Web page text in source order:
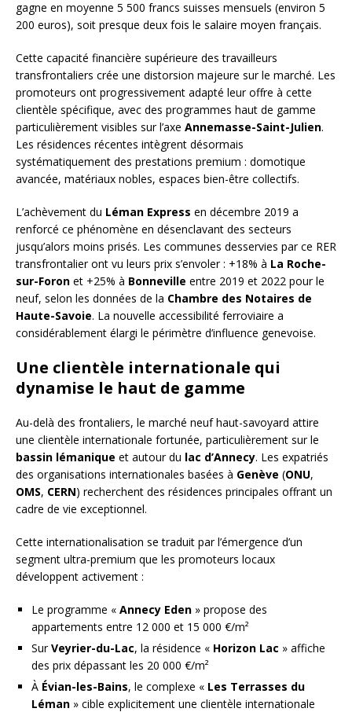
gagne en moyenne 5 500 francs suisses mensuels (environ 5
200 euros), soit presque deux fois le salaire moyen français.
Cette capacité financière supérieure des travailleurs
transfrontaliers crée une distorsion majeure sur le marché. Les
promoteurs ont progressivement adapté leur offre à cette
clientèle spécifique, avec des programmes haut de gamme
particulièrement visibles sur l’axe Annemasse-Saint-Julien.
Les résidences récentes intègrent désormais
systématiquement des prestations premium : domotique
avancée, matériaux nobles, espaces bien-être collectifs.
L’achèvement du Léman Express en décembre 2019 a
renforcé ce phénomène en désenclavant des secteurs
jusqu’alors moins prisés. Les communes desservies par ce RER
transfrontalier ont vu leurs prix s’envoler : +18% à La Roche-
sur-Foron et +25% à Bonneville entre 2019 et 2022 pour le
neuf, selon les données de la Chambre des Notaires de
Haute-Savoie. La nouvelle accessibilité ferroviaire a
considérablement élargi le périmètre d’influence genevoise.
Une clientèle internationale qui
dynamise le haut de gamme
Au-delà des frontaliers, le marché neuf haut-savoyard attire
une clientèle internationale fortunée, particulièrement sur le
bassin lémanique et autour du lac d’Annecy. Les expatriés
des organisations internationales basées à Genève (ONU,
OMS, CERN) recherchent des résidences principales offrant un
cadre de vie exceptionnel.
Cette internationalisation se traduit par l’émergence d’un
segment ultra-premium que les promoteurs locaux
développent activement :
Le programme « Annecy Eden » propose des
appartements entre 12 000 et 15 000 €/m²
SurVeyrier-du-Lac, la résidence « Horizon Lac » affiche
des prix dépassant les 20 000 €/m²
À Évian-les-Bains, le complexe « Les Terrasses du
Léman » cible explicitement une clientèle internationale